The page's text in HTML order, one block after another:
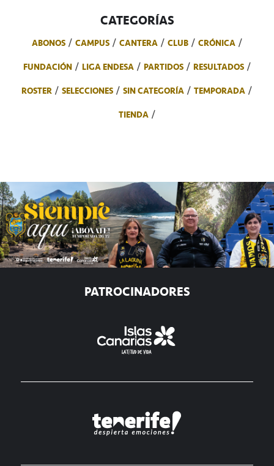
CATEGORÍAS
ABONOS CAMPUS CANTERA CLUB
CRÓNICA
FUNDACIÓN
LIGA ENDESA PARTIDOS
RESULTADOS
ROSTER
SELECCIONES SIN CATEGORÍA
TEMPORADA
TIENDA
PATROCINADORES